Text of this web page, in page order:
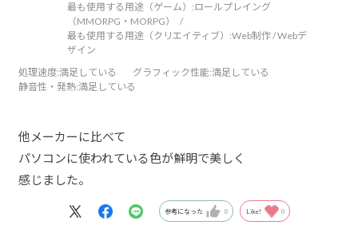
最も使用する用途（ゲーム）:ロールプレイング
（MMORPG・MORPG）
最も使用する用途（クリエイティブ）:Web制作 / Webデ
ザイン
処理速度:満足している グラフィック性能:満足している
静音性・発熱:満足している
他メーカーに比べて
パソコンに使われている色が鮮明で美しく
感じました。
参考になった 0 Like! 0